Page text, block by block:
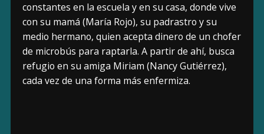
constantes en la escuela y en su casa, donde vive
con su mamá (María Rojo), su padrastro y su
medio hermano, quien acepta dinero de un chofer
de microbús para raptarla. A partir de ahí, busca
refugio en su amiga Miriam (Nancy Gutiérrez),
cada vez de una forma más enfermiza.